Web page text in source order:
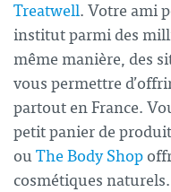
Treatwell. Votre ami
institut parmi des
même manière, des
vous permettre
partout en France.
petit panier de
ouThe Body Shop
cosmétiques naturels.